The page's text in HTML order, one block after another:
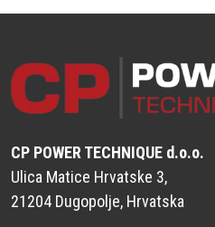
CP POWER TECHNIQUE d.o.o.
Ulica Matice Hrvatske 3,
21204 Dugopolje, Hrvatska